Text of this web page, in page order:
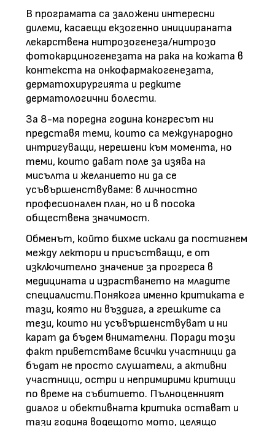
В програмата са заложени интересни
дилеми, касаещи екзогенно инициираната
лекарствена нитрозогенеза/нитрозо
фотокарциногенезата на рака на кожата в
контекста на онкофармакогенезата,
дерматохирургията и редките
дерматологични болести.
За 8-ма поредна година конгресът ни
представя теми, които са международно
интригуващи, нерешени към момента, но
теми, които дават поле за изява на
мисълта и желанието ни да се
усъвършенствуваме: в личностно
професионален план, но и в посока
обществена значимост.
Обменът, който бихме искали да постигнем
между лектори и присъстващи, е от
изключително значение за прогреса в
медицината и израстването на младите
специалисти.Понякога именно критиката е
тази, която ни въздига, а грешките са
тези, които ни усъвършенствуват и ни
карат да бъдем внимателни. Поради този
факт приветстваме всички участници да
бъдат не просто слушатели, а активни
участници, остри и непримирими критици
по време на събитието. Пълноценният
диалог и обективната критика остават и
тази година водещото мото, целящо